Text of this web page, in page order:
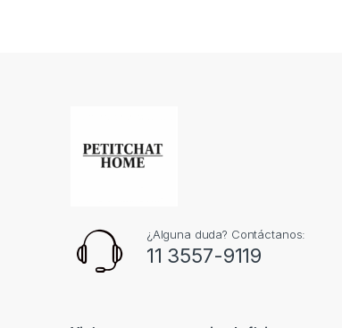
¿Alguna duda? Contáctanos:
11 3557-9119